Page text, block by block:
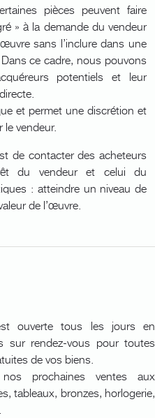
pièces peuvent faire
» à la demande du vendeur
sans l’inclure dans une
ce cadre, nous pouvons
potentiels et leur
et permet une discrétion et
vendeur.
de contacter des acheteurs
du vendeur et celui du
: atteindre un niveau de
de l’œuvre.
ouverte tous les jours en
sur rendez-vous pour toutes
de vos biens.
prochaines ventes aux
tableaux, bronzes, horlogerie,